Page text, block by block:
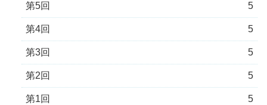
第5回 5
第4回 5
第3回 5
第2回 5
第1回 5